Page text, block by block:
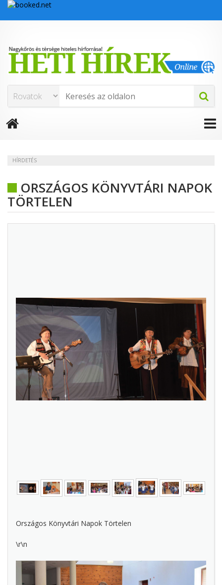
HÍRDETÉS
ORSZÁGOS KÖNYVTÁRI NAPOK
TÖRTELEN
Országos Könyvtári Napok Törtelen
\r\n